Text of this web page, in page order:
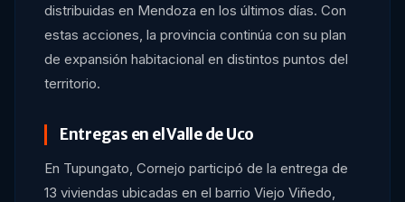
distribuidas en Mendoza en los últimos días. Con
estas acciones, la provincia continúa con su plan
de expansión habitacional en distintos puntos del
territorio.
Entregas en el Valle de Uco
En Tupungato, Cornejo participó de la entrega de
13 viviendas ubicadas en el barrio Viejo Viñedo,